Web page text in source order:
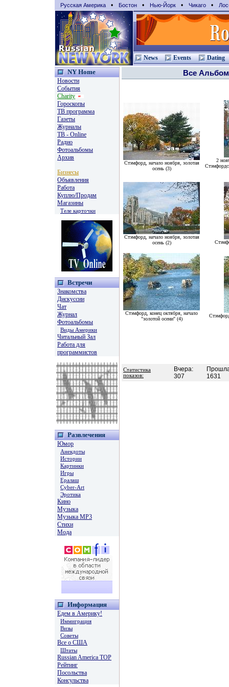
Русская Америка • Бостон • Нью-Йорк • Чикаго •
News Events Dating
NY Home
Новости
События
Charity
Гороскопы
TВ программа
Газеты
Журналы
ТВ - Online
Радио
Фотоальбомы
Архив
Бизнесы
Объявления
Работа
Куплю/Продам
Магазины
Теле карточки
Встречи
Знакомства
Дискуссии
Чат
Журнал
Фотоальбомы
Виды Америки
Читальный Зал
Работа для
программистов
Развлечения
Юмор
Анекдоты
Истории
Картинки
Игры
Ералаш
Cyber-Art
Эротика
Кино
Музыка
Музыка MP3
Стихи
Мода
Информация
Едем в Америку!
Иммиграция
Визы
Советы
Все о США
Штаты
Russian America TOP
Рейтинг
Посольства
Консульства
Все
Стэмфорд, начало ноября, золотая
осень (3)
2
Стэмфорд, начало ноября, золотая
осень (2)
Стэмфорд, конец октября, начало
"золотой осени" (4)
Статистика
показов:
Вчера:
307
1631